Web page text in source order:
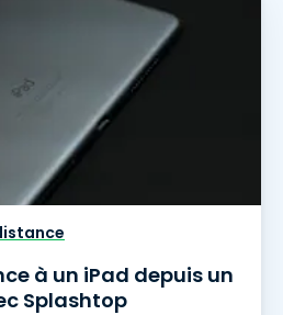
à un iPad depuis un
Splashtop